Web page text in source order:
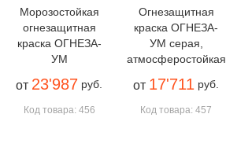
Морозостойкая
огнезащитная
краска ОГНЕЗА-
УМ
от 23'987 руб.
Код товара: 456
Огнезащитная
краска ОГНЕЗА-
УМ серая,
атмосферостойкая
от 17'711 руб.
Код товара: 457